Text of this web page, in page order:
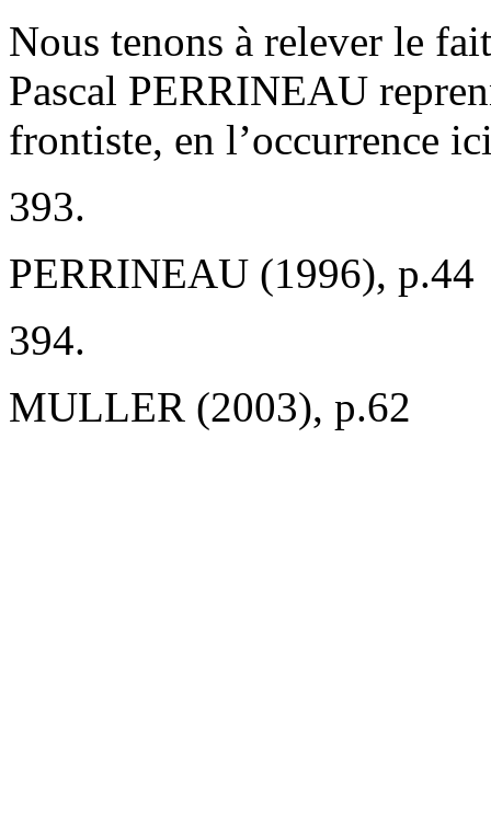
Nous tenons à relever le
Pascal PERRINEAU
frontiste, en l’occurrence
393.
PERRINEAU (1996), p.44
394.
MULLER (2003), p.62